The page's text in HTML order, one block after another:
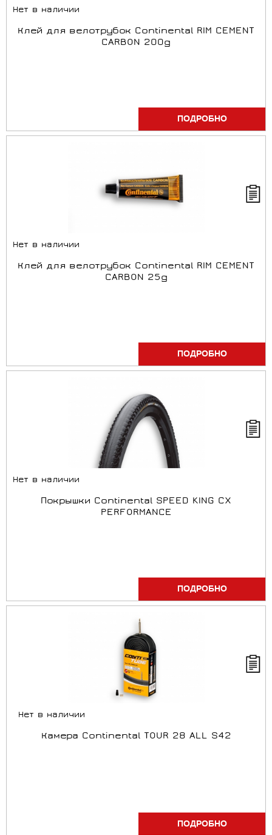
Нет в наличии
Клей для велотрубок Continental RIM CEMENT
CARBON 200g
ПОДРОБНО
Нет в наличии
Клей для велотрубок Continental RIM CEMENT
CARBON 25g
ПОДРОБНО
Нет в наличии
Покрышки Continental SPEED KING CX
PERFORMANCE
ПОДРОБНО
Нет в наличии
Камера Continental TOUR 28 ALL S42
ПОДРОБНО